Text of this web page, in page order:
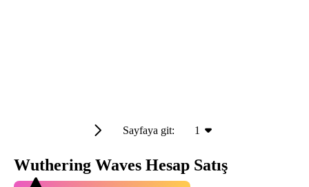
Sayfaya git: 1
Wuthering Waves Hesap Satış